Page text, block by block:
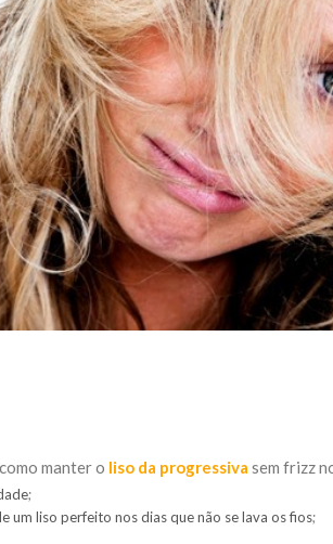
manter o liso da progressiva sem frizz
;
um liso perfeito nos dias que não se lava os fios;